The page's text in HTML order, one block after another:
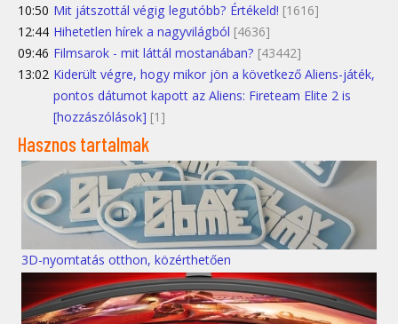
10:50 Mit játszottál végig legutóbb? Értékeld! [1616]
12:44 Hihetetlen hírek a nagyvilágból [4636]
09:46 Filmsarok - mit láttál mostanában? [43442]
13:02 Kiderült végre, hogy mikor jön a következő Aliens-játék,
pontos dátumot kapott az Aliens: Fireteam Elite 2 is
[hozzászólások] [1]
Hasznos tartalmak
3D-nyomtatás otthon, közérthetően